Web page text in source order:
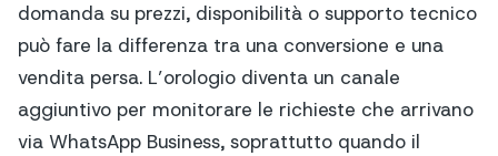
domanda su prezzi, disponibilità o supporto tecnico
può fare la differenza tra una conversione e una
vendita persa. L’orologio diventa un canale
aggiuntivo per monitorare le richieste che arrivano
via WhatsApp Business, soprattutto quando il